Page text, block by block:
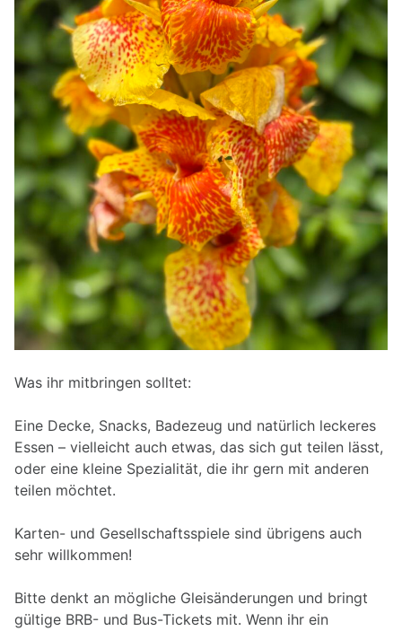
Was ihr mitbringen solltet:
Eine Decke, Snacks, Badezeug und natürlich leckeres
Essen – vielleicht auch etwas, das sich gut teilen lässt,
oder eine kleine Spezialität, die ihr gern mit anderen
teilen möchtet.
Karten- und Gesellschaftsspiele sind übrigens auch
sehr willkommen!
Bitte denkt an mögliche Gleisänderungen und bringt
gültige BRB- und Bus-Tickets mit. Wenn ihr ein